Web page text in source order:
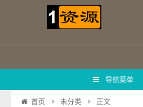
导航菜单
首页 未分类 正文